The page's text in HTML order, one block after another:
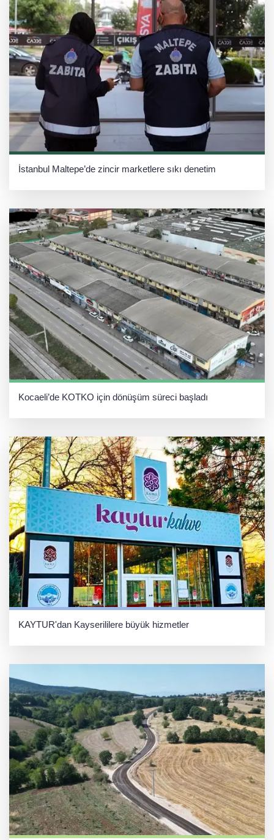
İstanbul Maltepe’de zincir marketlere sıkı denetim
Kocaeli’de KOTKO için dönüşüm süreci başladı
KAYTUR'dan Kayserililere büyük hizmetler